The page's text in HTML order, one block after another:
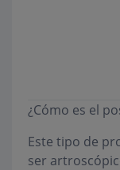
¿Cómo es el
Este tipo de
ser